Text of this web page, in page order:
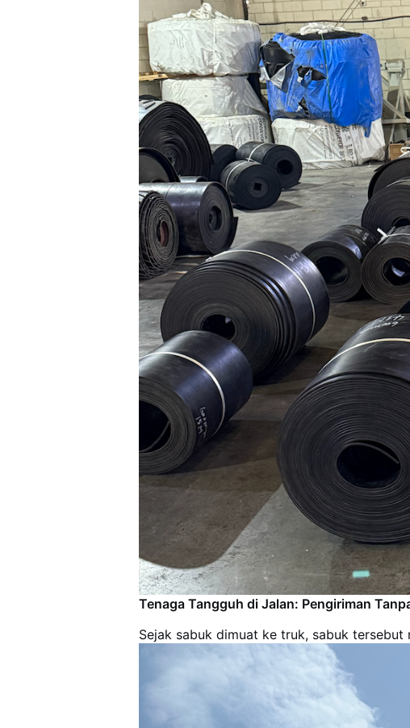
Tenaga Tangguh di Jalan: Pengiriman
Sejak sabuk dimuat ke truk, sabuk